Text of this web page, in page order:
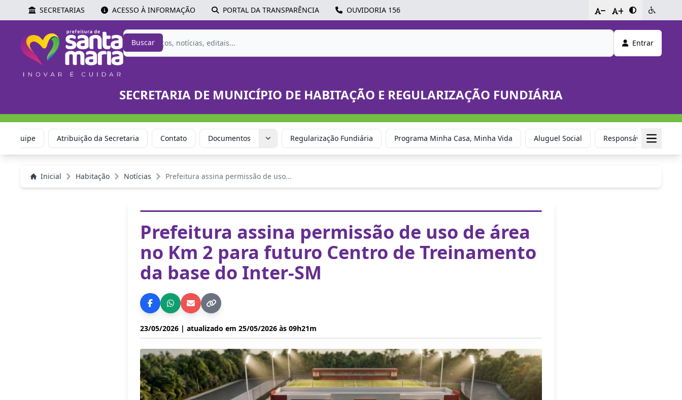
SECRETARIAS ACESSO À INFORMAÇÃO PORTAL DA TRANSPARÊNCIA OUVIDORIA 156 - +
Buscar Entrar
SECRETARIA DE MUNICÍPIO DE HABITAÇÃO E REGULARIZAÇÃO FUNDIÁRIA
Equipe Atribuição da Secretaria Contato Documentos Regularização Fundiária Programa Minha Casa, Minha Vida Aluguel Social Responsável
Inicial Habitação Notícias Prefeitura assina permissão de uso...
Prefeitura assina permissão de uso de área
no Km 2 para futuro Centro de Treinamento
da base do Inter-SM
23/05/2026 | atualizado em 25/05/2026 às 09h21m